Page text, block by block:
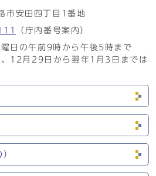
安田四丁目1番地
（庁内番号案内）
日の午前9時から午後5時まで
、12月29日から翌年1月3日までは